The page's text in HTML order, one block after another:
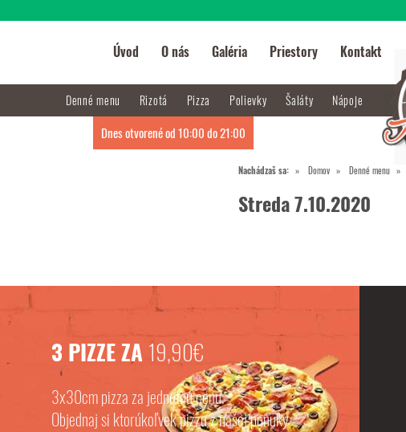
Nachádzaš sa: Domov Denné menu
Streda 7.10.2020
3 PIZZE ZA 19,90€
3x30cm pizza za jednotnú cenu.
Objednaj si ktorúkoľvek pizzu z našej ponuky
Úvod O nás Galéria Priestory Kontakt
Denné menu Rizotá Pizza Polievky Šaláty Nápoje
Dnes otvorené od 10:00 do 21:00